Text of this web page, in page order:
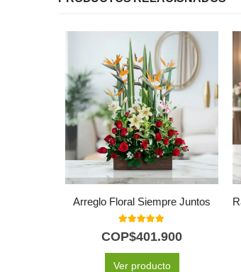
Arreglo Floral Siempre Juntos
5.00
COP$401.900
Ver producto